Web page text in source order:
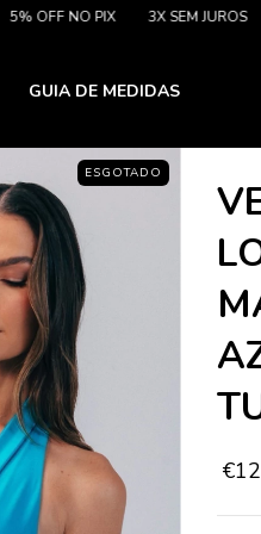
NO PIX 3X SEM JUROS 5%
GUIA DE MEDIDAS
ESGOTADO